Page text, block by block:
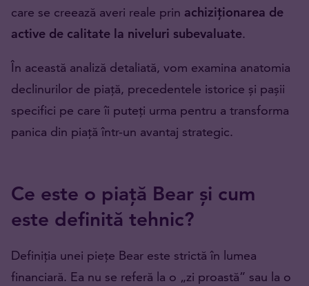
care se creează averi reale prin achiziționarea de
active de calitate la niveluri subevaluate.
În această analiză detaliată, vom examina anatomia
declinurilor de piață, precedentele istorice și pașii
specifici pe care îi puteți urma pentru a transforma
panica din piață într-un avantaj strategic.
Ce este o piață Bear și cum
este definită tehnic?
Definiția unei piețe Bear este strictă în lumea
financiară. Ea nu se referă la o „zi proastă” sau la o